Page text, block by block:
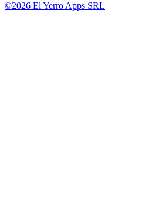
©2026 El Yerro Apps SRL